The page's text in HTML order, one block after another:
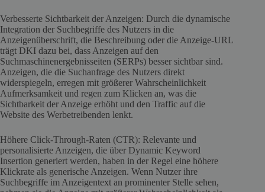
Verbesserte Sichtbarkeit der Anzeigen: Durch die dynamische
Integration der Suchbegriffe des Nutzers in die
Anzeigenüberschrift, die Beschreibung oder die Anzeige-URL
trägt DKI dazu bei, dass Anzeigen auf den
Suchmaschinenergebnisseiten (SERPs) besser sichtbar sind.
Anzeigen, die die Suchanfrage des Nutzers direkt
widerspiegeln, erregen mit größerer Wahrscheinlichkeit
Aufmerksamkeit und regen zum Klicken an, was die
Sichtbarkeit der Anzeige erhöht und den Traffic auf die
Website des Werbetreibenden lenkt.
Höhere Click-Through-Raten (CTR): Relevante und
personalisierte Anzeigen, die über Dynamic Keyword
Insertion generiert werden, haben in der Regel eine höhere
Klickrate als generische Anzeigen. Wenn Nutzer ihre
Suchbegriffe im Anzeigentext an prominenter Stelle sehen,